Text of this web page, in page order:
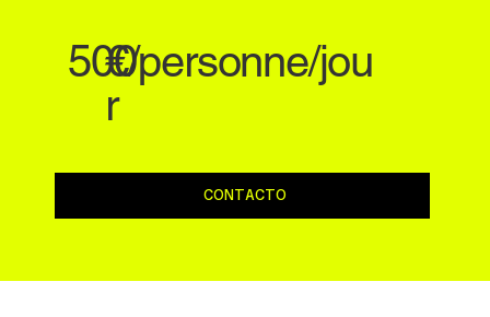
500€/personne/jou
r
CONTACTO